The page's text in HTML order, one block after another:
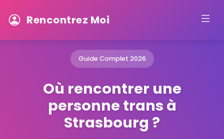
Rencontrez Moi
Guide Complet 2026
Où rencontrer une
personne trans à
Strasbourg ?